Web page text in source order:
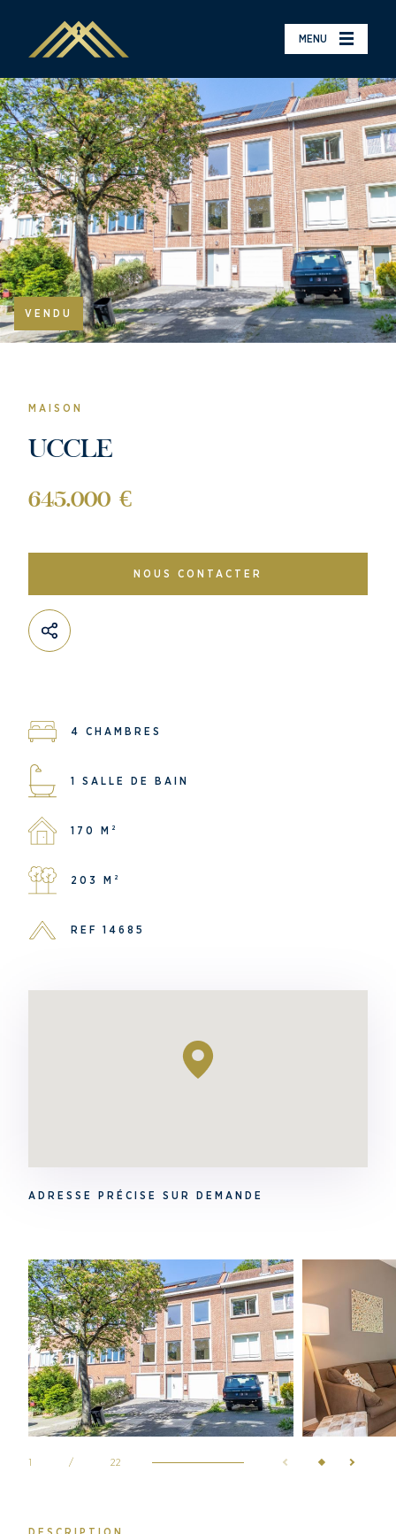
MENU
VENDU
MAISON
UCCLE
645.000 €
NOUS CONTACTER
4 CHAMBRES
1 SALLE DE BAIN
170 M²
203 M²
REF 14685
ADRESSE PRÉCISE SUR DEMANDE
1 / 22